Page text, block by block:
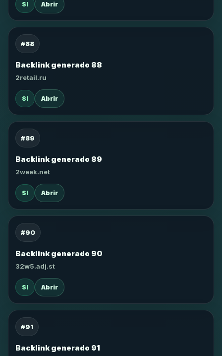
SI Abrir
#88
Backlink generado 88
2retail.ru
SI Abrir
#89
Backlink generado 89
2week.net
SI Abrir
#90
Backlink generado 90
32w5.adj.st
SI Abrir
#91
Backlink generado 91